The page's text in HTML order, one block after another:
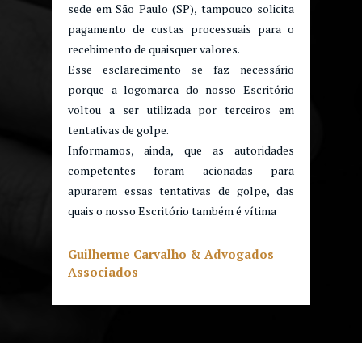
sede em São Paulo (SP), tampouco solicita
pagamento de custas processuais para o
recebimento de quaisquer valores.
Esse esclarecimento se faz necessário
porque a logomarca do nosso Escritório
voltou a ser utilizada por terceiros em
tentativas de golpe.
Informamos, ainda, que as autoridades
competentes foram acionadas para
apurarem essas tentativas de golpe, das
quais o nosso Escritório também é vítima
Guilherme Carvalho & Advogados
Associados